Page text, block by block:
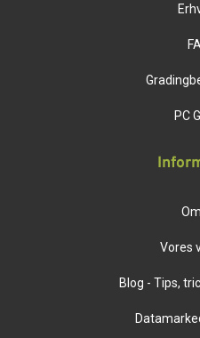
PC
Vores
Blog - Tips,